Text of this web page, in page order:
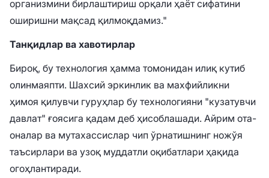
организмини бирлаштириш орқали ҳаёт сифатини
оширишни мақсад қилмоқдамиз."
Танқидлар ва хавотирлар
Бироқ, бу технология ҳамма томонидан илиқ кутиб
олинмаяпти. Шахсий эркинлик ва махфийликни
ҳимоя қилувчи гуруҳлар бу технологияни "кузатувчи
давлат" ғоясига қадам деб ҳисоблашади. Айрим ота-
оналар ва мутахассислар чип ўрнатишнинг ножўя
таъсирлари ва узоқ муддатли оқибатлари ҳақида
огоҳлантиради.